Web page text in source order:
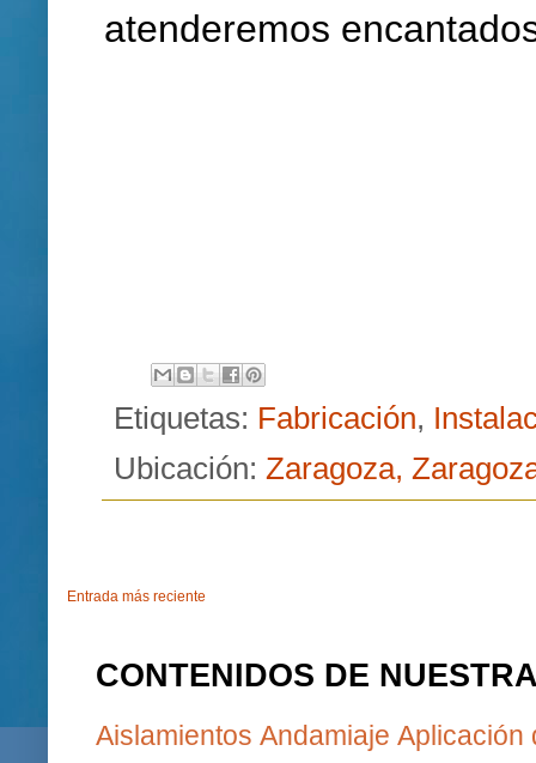
atenderemos
Etiquetas: Fabricación,
Ubicación: Zaragoza,
Entrada más reciente
CONTENIDOS DE
Aislamientos Andamiaje Aplicación